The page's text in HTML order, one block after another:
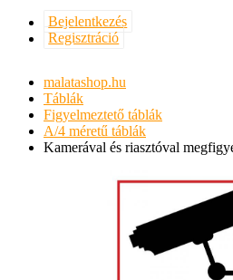
Bejelentkezés
Regisztráció
malatashop.hu
Táblák
Figyelmeztető táblák
A/4 méretű táblák
Kamerával és riasztóval